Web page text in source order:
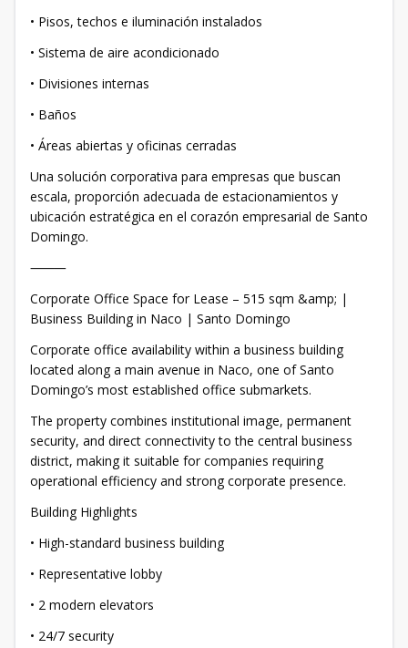
• Pisos, techos e iluminación instalados
• Sistema de aire acondicionado
• Divisiones internas
• Baños
• Áreas abiertas y oficinas cerradas
Una solución corporativa para empresas que buscan
escala, proporción adecuada de estacionamientos y
ubicación estratégica en el corazón empresarial de Santo
Domingo.
⸻
Corporate Office Space for Lease – 515 sqm &amp; |
Business Building in Naco | Santo Domingo
Corporate office availability within a business building
located along a main avenue in Naco, one of Santo
Domingo’s most established office submarkets.
The property combines institutional image, permanent
security, and direct connectivity to the central business
district, making it suitable for companies requiring
operational efficiency and strong corporate presence.
Building Highlights
• High-standard business building
• Representative lobby
• 2 modern elevators
• 24/7 security